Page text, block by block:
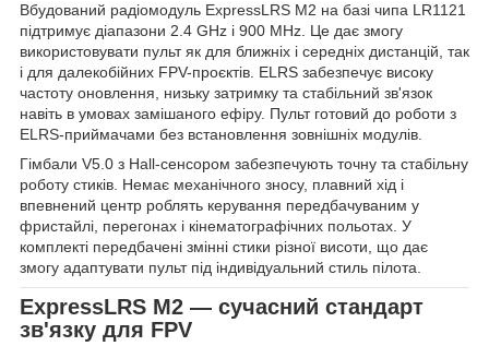
Вбудований радіомодуль ExpressLRS M2 на базі чипа LR1121
підтримує діапазони 2.4 GHz і 900 MHz. Це дає змогу
використовувати пульт як для ближніх і середніх дистанцій, так
і для далекобійних FPV-проєктів. ELRS забезпечує високу
частоту оновлення, низьку затримку та стабільний зв'язок
навіть в умовах замішаного ефіру. Пульт готовий до роботи з
ELRS-приймачами без встановлення зовнішніх модулів.
Гімбали V5.0 з Hall-сенсором забезпечують точну та стабільну
роботу стиків. Немає механічного зносу, плавний хід і
впевнений центр роблять керування передбачуваним у
фристайлі, перегонах і кінематографічних польотах. У
комплекті передбачені змінні стики різної висоти, що дає
змогу адаптувати пульт під індивідуальний стиль пілота.
ExpressLRS M2 — сучасний стандарт
зв'язку для FPV